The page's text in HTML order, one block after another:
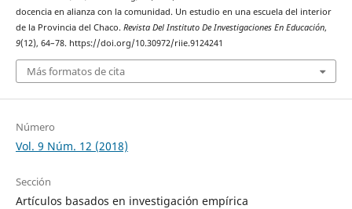
docencia en alianza con la comunidad. Un estudio en una escuela del interior
de la Provincia del Chaco. Revista Del Instituto De Investigaciones En Educación,
9(12), 64–78. https://doi.org/10.30972/riie.9124241
Más formatos de cita
Número
Vol. 9 Núm. 12 (2018)
Sección
Artículos basados en investigación empírica